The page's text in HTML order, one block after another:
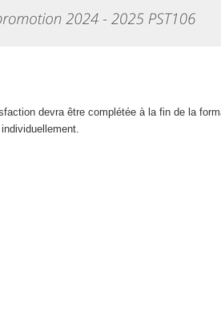
devra être complétée à la fin de la